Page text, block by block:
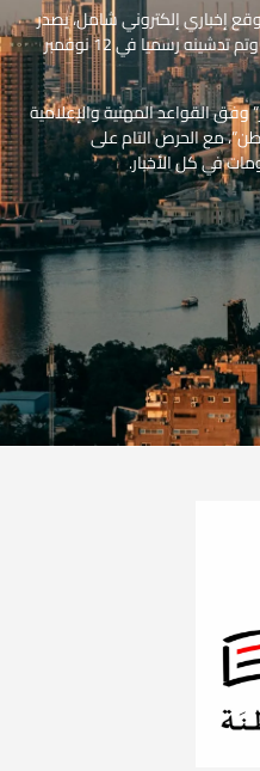
إخباري إلكتروني شامل، يصدر
عن حزب “حقوق الإنسان والمواطنة”، وتم تدشينه رسميا في 12 نوفمبر
القواعد المهنية والإعلامية
مع الحرص التام على
في كل الأخبار.